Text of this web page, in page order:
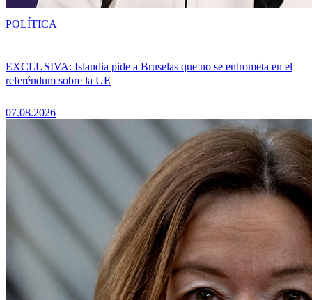
EXCLUSIVA: Islandia pide a Bruselas que no se entrometa en el
referéndum sobre la UE
07.08.2026
POLÍTICA